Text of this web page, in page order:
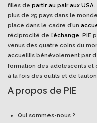
filles de partir au pair aux USA.
plus de 25 pays dans le
place dans le cadre d’un
réciprocité de l’échange. PIE
venus des quatre coins du
accueillis bénévolement par
formation des adolescents et
à la fois des outils et de
A propos de PIE
Qui sommes-nous ?